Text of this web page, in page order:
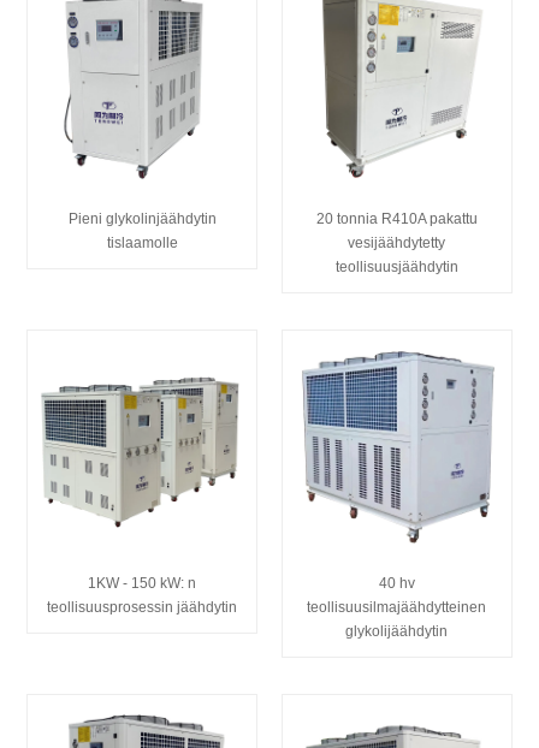
Pieni glykolinjäähdytin
tislaamolle
20 tonnia R410A pakattu
vesijäähdytetty
teollisuusjäähdytin
1KW - 150 kW: n
teollisuusprosessin jäähdytin
40 hv
teollisuusilmajäähdytteinen
glykolijäähdytin